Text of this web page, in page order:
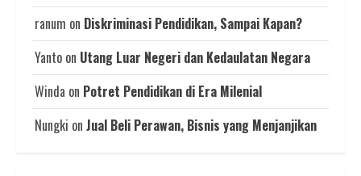
ranum on Diskriminasi Pendidikan, Sampai Kapan?
Yanto on Utang Luar Negeri dan Kedaulatan Negara
Winda on Potret Pendidikan di Era Milenial
Nungki on Jual Beli Perawan, Bisnis yang Menjanjikan